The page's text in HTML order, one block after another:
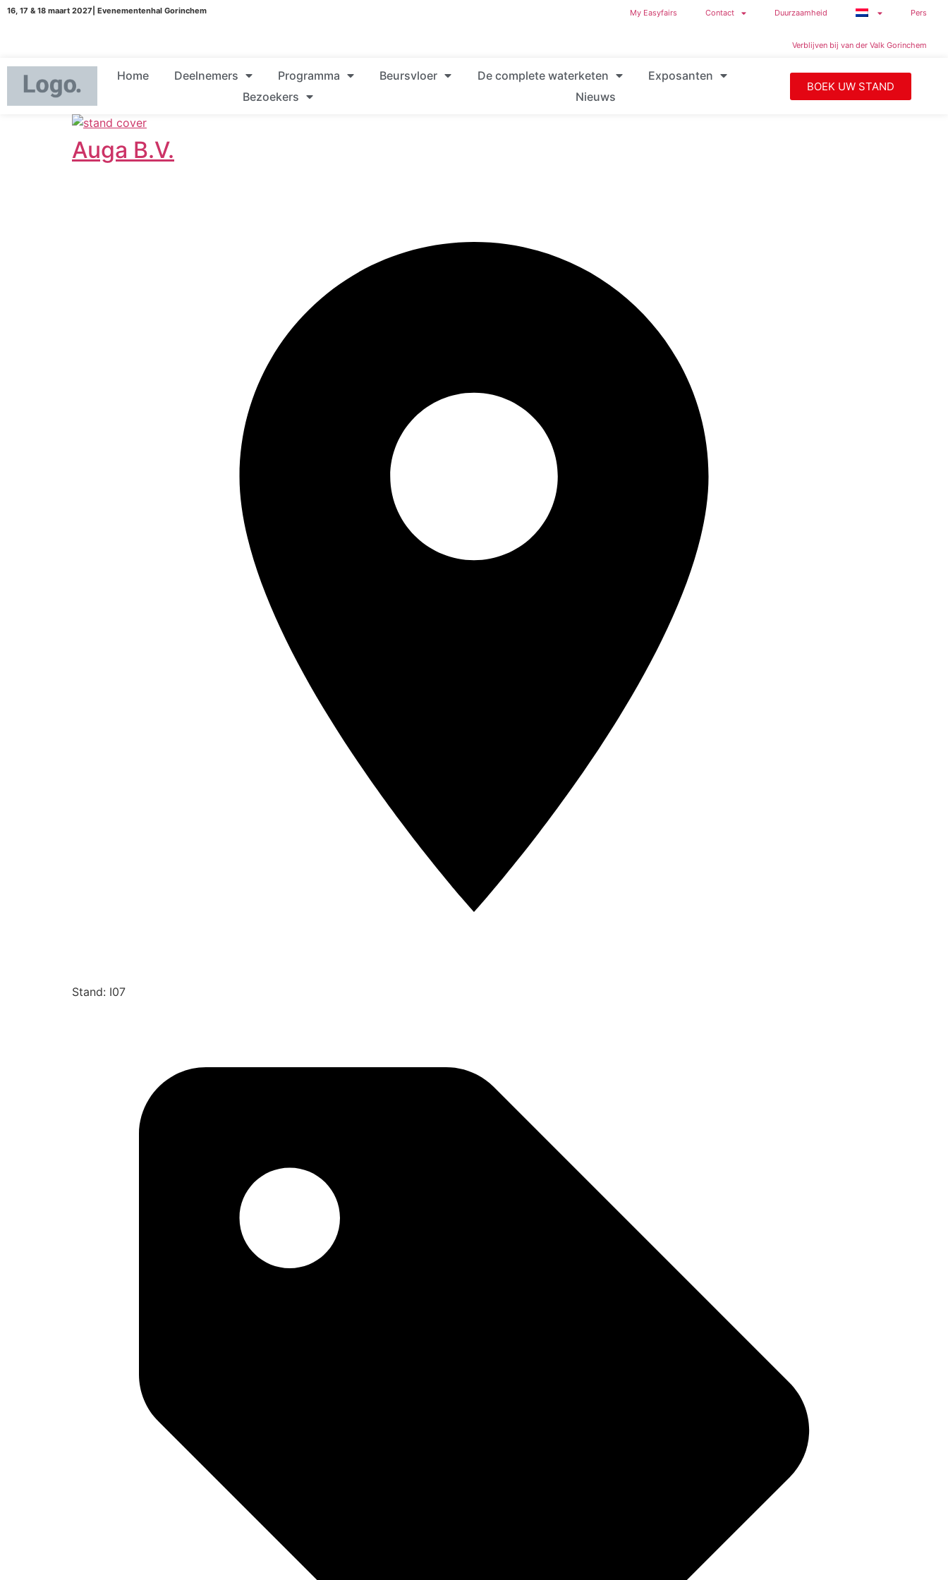
16, 17 & 18 maart 2027| Evenementenhal Gorinchem My Easyfairs Contact Duurzaamheid Pers
Verblijven bij van der Valk Gorinchem
Home Deelnemers Programma Beursvloer De complete waterketen
Exposanten
Bezoekers
Nieuws
BOEK UW STAND
Auga B.V.
Stand: I07